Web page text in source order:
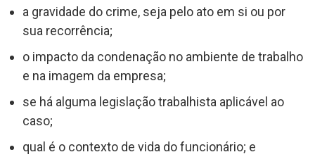
a gravidade do crime, seja pelo ato em si ou por
sua recorrência;
o impacto da condenação no ambiente de trabalho
e na imagem da empresa;
se há alguma legislação trabalhista aplicável ao
caso;
qual é o contexto de vida do funcionário; e